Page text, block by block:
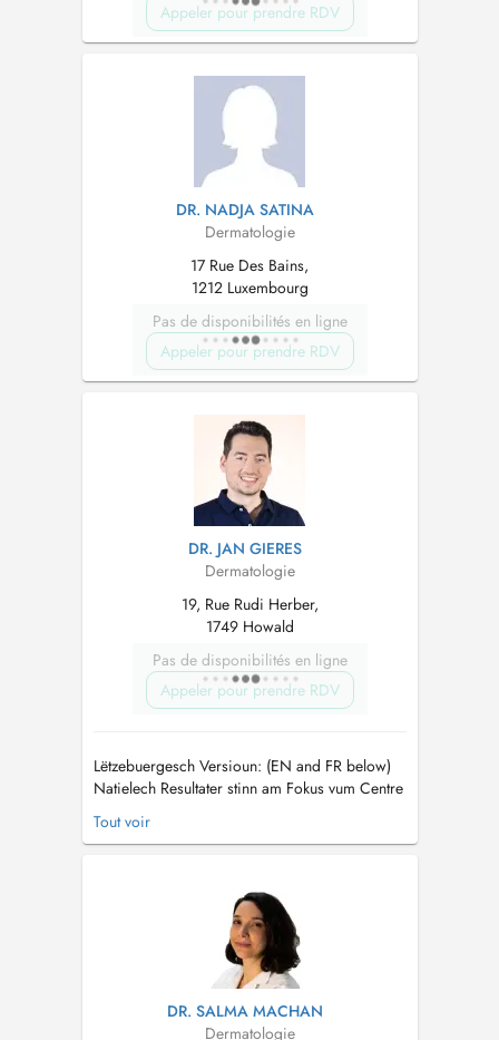
Appeler pour prendre RDV
DR. NADJA SATINA
Dermatologie
17 Rue Des Bains,
1212 Luxembourg
Pas de disponibilités en ligne
Appeler pour prendre RDV
DR. JAN GIERES
Dermatologie
19, Rue Rudi Herber,
1749 Howald
Pas de disponibilités en ligne
Appeler pour prendre RDV
Lëtzebuergesch Versioun: (EN and FR below)
Natielech Resultater stinn am Fokus vum Centre
de dermatologie esthétique. Den Dr Gieres
praktizéiert zënter iwwert engem Joerzéngt als
profitéieren. Hien beréit an tra...
Tout voir
DR. SALMA MACHAN
Dermatologie